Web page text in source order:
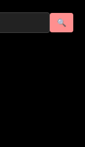
🔍